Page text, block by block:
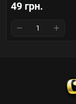
49 грн.